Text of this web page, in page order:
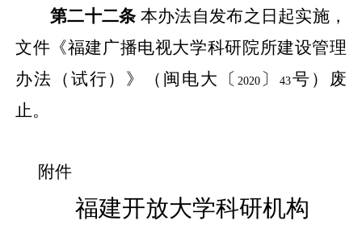
第二十二条 本办法自发布之日起实施，
文件《福建广播电视大学科研院所建设管理
办法（试行）》
（闽电大〔 2020〕43号）废
止。
附件
福建开放大学科研机构